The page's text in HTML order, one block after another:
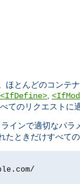
ほとんどのコンテ
<IfDefine>
てのリクエストに
ラインで適切なパ
たときだけすべて